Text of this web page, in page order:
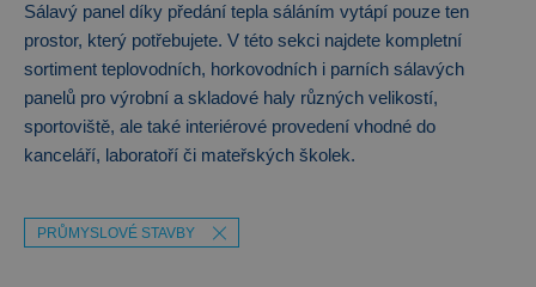
Sálavý panel díky předání tepla sáláním vytápí pouze ten
prostor, který potřebujete. V této sekci najdete kompletní
sortiment teplovodních, horkovodních i parních sálavých
panelů pro výrobní a skladové haly různých velikostí,
sportoviště, ale také interiérové provedení vhodné do
kanceláří, laboratoří či mateřských školek.
PRŮMYSLOVÉ STAVBY